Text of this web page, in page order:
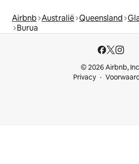
Airbnb Australië Queensland
Burua
© 2026 Airbnb,
Privacy